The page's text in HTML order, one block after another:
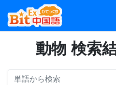
動物 検索